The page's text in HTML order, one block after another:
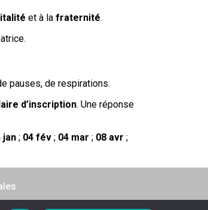
et à la fraternité.
pauses, de respirations.
d’inscription. Une réponse
jan ;04 fév; 04 mar ; 08 avr ;